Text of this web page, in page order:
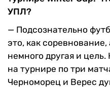
УПЛ?
— Подсознательно
это, как
немного другая и
на турнире по три
Черноморец и Верес